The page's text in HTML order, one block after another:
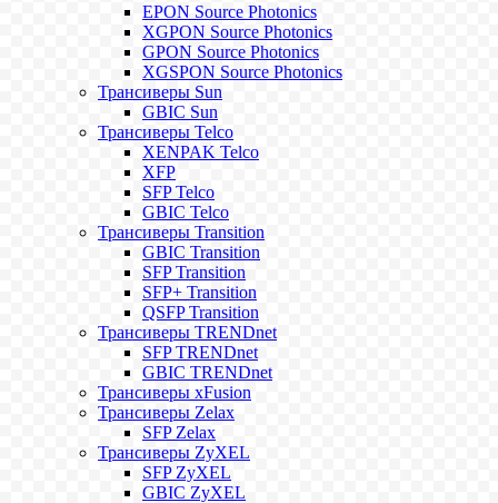
EPON Source Photonics
XGPON Source Photonics
GPON Source Photonics
XGSPON Source Photonics
Трансиверы Sun
GBIC Sun
Трансиверы Telco
XENPAK Telco
XFP
SFP Telco
GBIC Telco
Трансиверы Transition
GBIC Transition
SFP Transition
SFP+ Transition
QSFP Transition
Трансиверы TRENDnet
SFP TRENDnet
GBIC TRENDnet
Трансиверы xFusion
Трансиверы Zelax
SFP Zelax
Трансиверы ZyXEL
SFP ZyXEL
GBIC ZyXEL